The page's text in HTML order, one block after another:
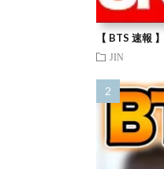
【 BTS 速報
JIN